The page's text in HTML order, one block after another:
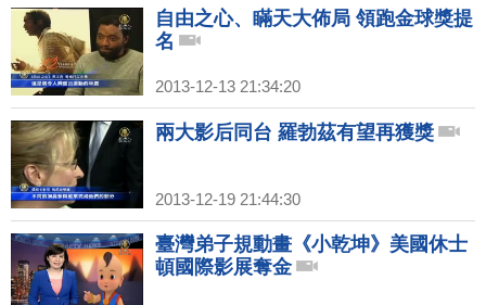
自由之心、瞞天大佈局 領跑金球獎提
名
2013-12-13 21:34:20
兩大影后同台 羅勃茲有望再獲獎
2013-12-19 21:44:30
臺灣弟子規動畫《小乾坤》美國休士
頓國際影展奪金